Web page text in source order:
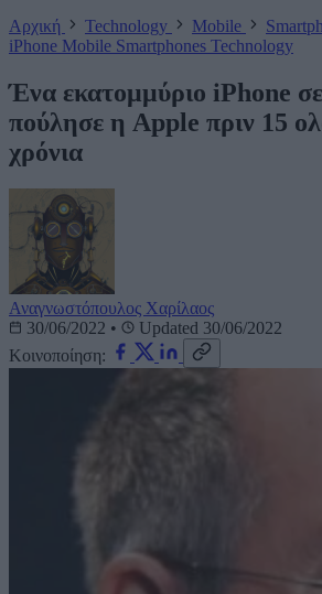
Αρχική
Technology Mobile
iPhone Mobile Smartphones Technology
Ένα εκατομμύριο iPhone
πούλησε η Apple πριν 15
χρόνια
Αναγνωστόπουλος Χαρίλαος
30/06/2022 •
Updated 30/06/2022
Κοινοποίηση: